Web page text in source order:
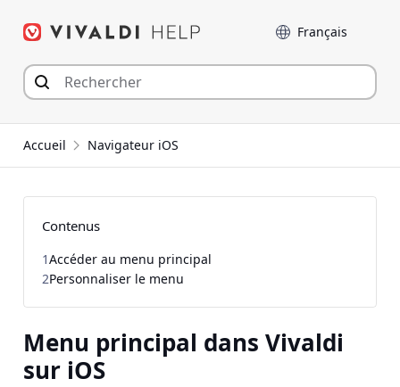
Langue
Accueil Navigateur iOS
Menu principal dans Vivaldi
sur iOS
Contenus
1Accéder au menu principal
2Personnaliser le menu